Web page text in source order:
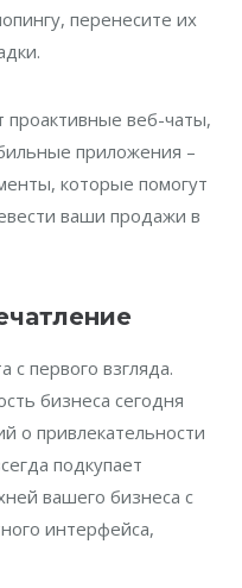
перенесите их
проактивные веб-чаты,
приложения –
которые помогут
ваши продажи в
с первого взгляда.
бизнеса сегодня
о привлекательности
подкупает
вашего бизнеса с
интерфейса,